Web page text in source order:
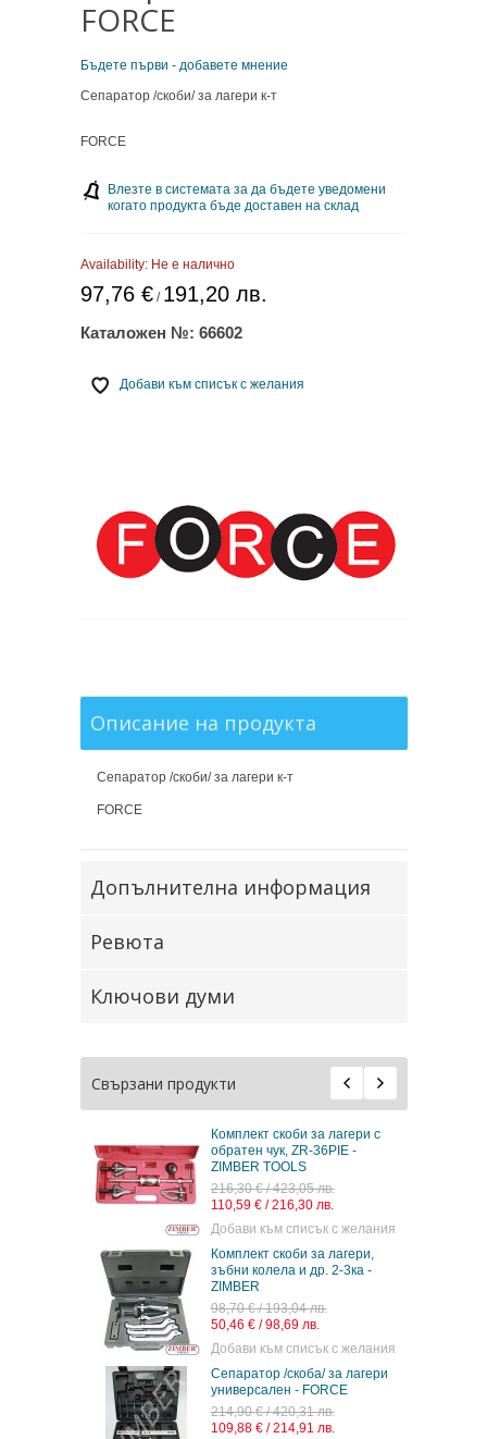
FORCE
Бъдете първи - добавете мнение
Сепаратор /скоби/ за лагери к-т
FORCE
Влезте в системата за да бъдете уведомени
когато продукта бъде доставен на склад
Availability: Не е налично
97,76 €/ 191,20 лв.
Каталожен №: 66602
Добави към списък с желания
Описание на продукта
Сепаратор /скоби/ за лагери к-т
FORCE
Допълнителна информация
Ревюта
Ключови думи
Свързани продукти
Комплект скоби за лагери с
обратен чук, ZR-36PIE -
ZIMBER TOOLS
216,30 € / 423,05 лв.
110,59 € / 216,30 лв.
Добави към списък с желания
Комплект скоби за лагери,
зъбни колела и др. 2-3ка -
ZIMBER
98,70 € / 193,04 лв.
50,46 € / 98,69 лв.
Добави към списък с желания
Сепаратор /скоба/ за лагери
универсален - FORCE
214,90 € / 420,31 лв.
109,88 € / 214,91 лв.